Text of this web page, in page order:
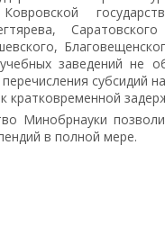
Саратовского
заведений не
субсидий
кратковременной
Минобрнауки
в полной мере.